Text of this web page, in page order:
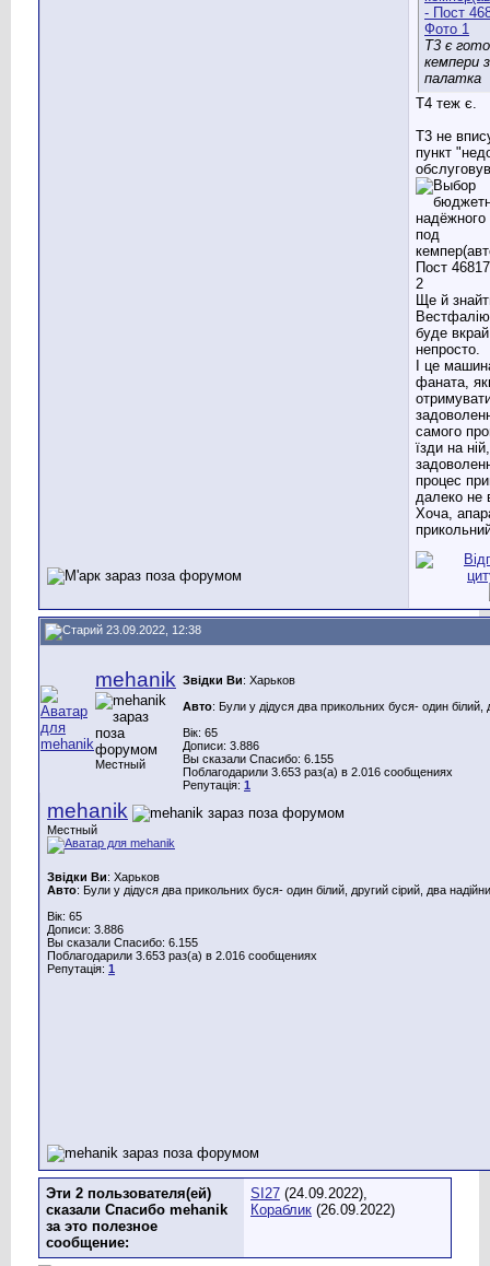
T3 є
кемпери
палатка
Т4 теж є.
Т3 не
пункт
Ще й
буде вкрай
непросто.
І це
фаната,
самого
їзди на
процес
далеко не
Хоча,
23.09.2022, 12:38
mehanik
Местный
Звідки Ви: Харьков
Авто: Були у дідуся два прикольних буся- один білий,
Вік: 65
Дописи: 3.886
Вы сказали Спасибо: 6.155
Поблагодарили 3.653 раз(а) в 2.016 сообщениях
Репутація: 1
mehanik
Местный
Звідки Ви: Харьков
Авто: Були у дідуся два прикольних буся- один білий, другий сірий, два
Вік: 65
Дописи: 3.886
Вы сказали Спасибо: 6.155
Поблагодарили 3.653 раз(а) в 2.016 сообщениях
Репутація: 1
Эти 2 пользователя(ей)
сказали Спасибо mehanik
за это полезное
сообщение:
SI27 (24.09.2022),
Кораблик (26.09.2022)